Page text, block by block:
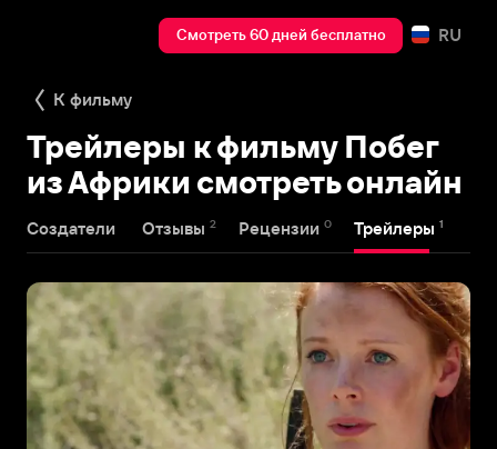
Смотреть 60 дней бесплатно RU
К фильму
Трейлеры к фильму Побег
из Африки смотреть онлайн
Создатели Отзывы 2 Рецензии 0 Трейлеры 1